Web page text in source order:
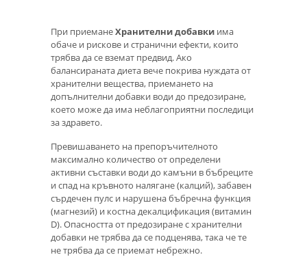
При приеманеХранителни добавки има
обаче и рискове и странични ефекти, които
трябва да се вземат предвид. Ако
балансираната диета вече покрива нуждата от
хранителни вещества, приемането на
допълнителни добавки води до предозиране,
което може да има неблагоприятни последици
за здравето.
Превишаването на препоръчителното
максимално количество от определени
активни съставки води до камъни в бъбреците
и спад на кръвното налягане (калций), забавен
сърдечен пулс и нарушена бъбречна функция
(магнезий) и костна декалцификация (витамин
D). Опасността от предозиране с хранителни
добавки не трябва да се подценява, така че те
не трябва да се приемат небрежно.